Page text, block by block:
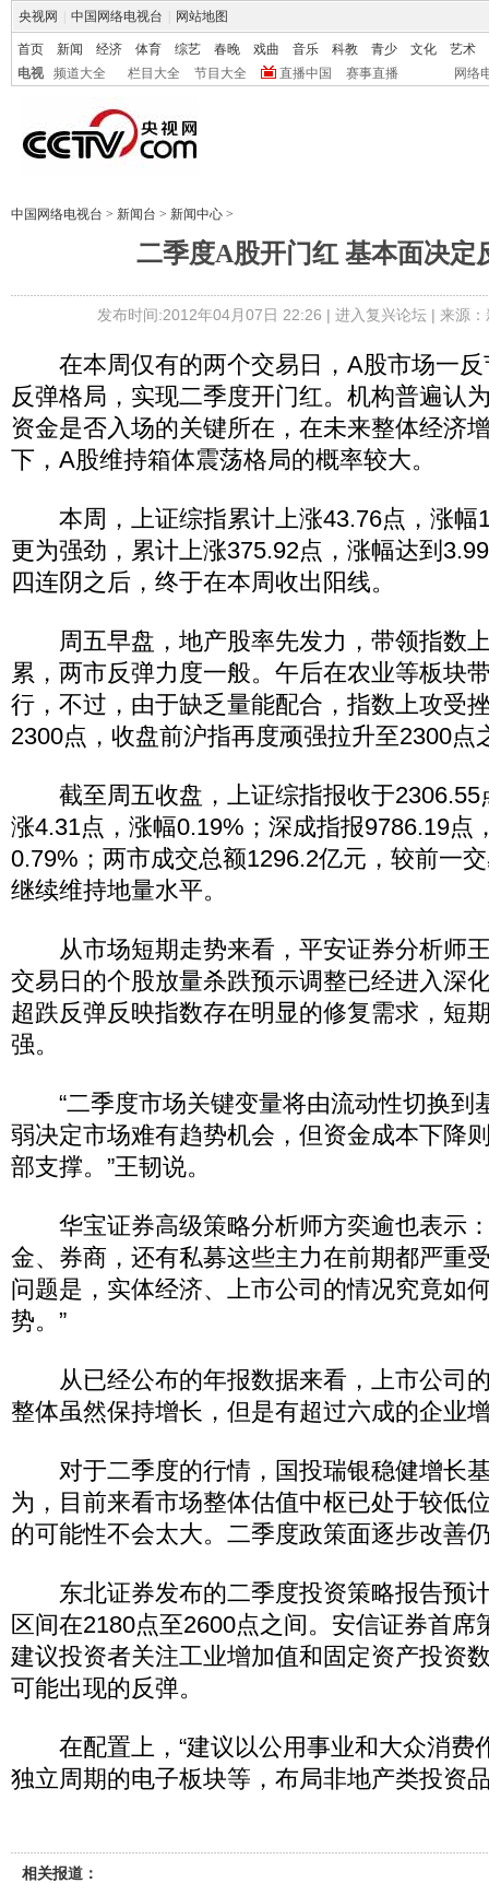
央视网 中国网络电视台 网站地图
首页 新闻 经济 体育 综艺 春晚 戏曲 音乐 科教 青少 文化
艺术
电视
频道大全 栏目大全 节目大全 直播中国 赛事直播 网络
中国网络电视台 > 新闻台 > 新闻中心 >
二季度A股开门红 基本面决定
发布时间:2012年04月07日 22:26 | 进入复兴论坛| 来源
在本周仅有的两个交易日，A股市场一反
反弹格局，实现二季度开门红。机构普遍认
资金是否入场的关键所在，在未来整体经济
下，A股维持箱体震荡格局的概率较大。
本周，上证综指累计上涨43.76点，涨幅
更为强劲，累计上涨375.92点，涨幅达到
四连阴之后，终于在本周收出阳线。
周五早盘，地产股率先发力，带领指数
累，两市反弹力度一般。午后在农业等板块
行，不过，由于缺乏量能配合，指数上攻受
2300点，收盘前沪指再度顽强拉升至2300点
截至周五收盘，上证综指报收于2306.55
涨4.31点，涨幅0.19%；深成指报9786.19点
0.79%；两市成交总额1296.2亿元，较前一
继续维持地量水平。
从市场短期走势来看，平安证券分析师
交易日的个股放量杀跌预示调整已经进入深
超跌反弹反映指数存在明显的修复需求，短
强。
“二季度市场关键变量将由流动性切换到
弱决定市场难有趋势机会，但资金成本下降
部支撑。”王韧说。
华宝证券高级策略分析师方奕逾也表示：
金、券商，还有私募这些主力在前期都严重
问题是，实体经济、上市公司的情况究竟如
势。”
从已经公布的年报数据来看，上市公司
整体虽然保持增长，但是有超过六成的企业
对于二季度的行情，国投瑞银稳健增长
为，目前来看市场整体估值中枢已处于较低
的可能性不会太大。二季度政策面逐步改善
东北证券发布的二季度投资策略报告预
区间在2180点至2600点之间。安信证券首席
建议投资者关注工业增加值和固定资产投资
可能出现的反弹。
在配置上，“建议以公用事业和大众消费
独立周期的电子板块等，布局非地产类投资
相关报道：